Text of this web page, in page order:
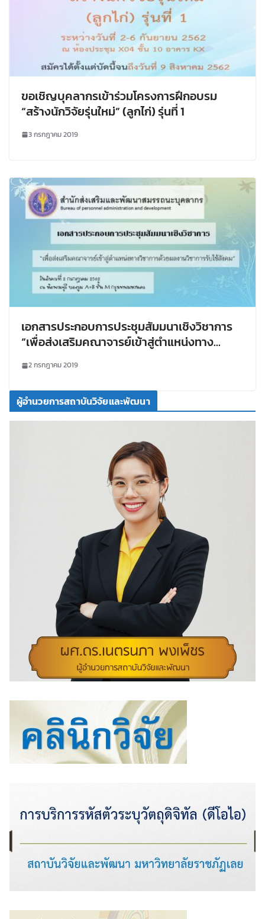
ขอเชิญบุคลากรเข้าร่วมโครงการฝึกอบรม
“สร้างนักวิจัยรุ่นใหม่” (ลูกไก่) รุ่นที่ 1
3 กรกฎาคม 2019
เอกสารประกอบการประชุมสัมมนาเชิงวิชาการ
“เพื่อส่งเสริมคณาจารย์เข้าสู่ตำแหน่งทาง
2 กรกฎาคม 2019
ผู้อำนวยการสถาบันวิจัยและพัฒนา